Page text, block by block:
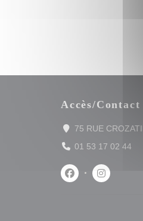
Accès/Contact
75 RUE
01 53 17 02 44
Facebook